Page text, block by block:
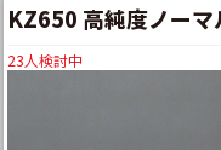
KZ650 高純度ノーマ
23人検討中